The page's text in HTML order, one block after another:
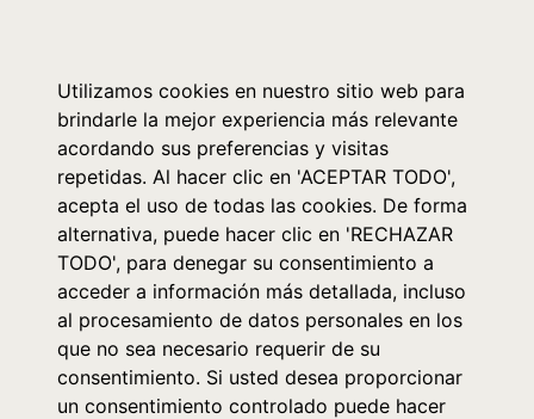
Utilizamos cookies en nuestro sitio web para
brindarle la mejor experiencia más relevante
acordando sus preferencias y visitas
repetidas. Al hacer clic en 'ACEPTAR TODO',
acepta el uso de todas las cookies. De forma
alternativa, puede hacer clic en 'RECHAZAR
TODO', para denegar su consentimiento a
acceder a información más detallada, incluso
al procesamiento de datos personales en los
que no sea necesario requerir de su
consentimiento. Si usted desea proporcionar
un consentimiento controlado puede hacer